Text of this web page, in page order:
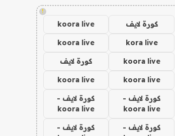
!
كورة لايف koora live
kora live
koora live
koora live كورة لايف
koora live
koora live
كورة لايف -
koora live
كورة لايف -
koora live
كورة لايف -
كورة لايف -